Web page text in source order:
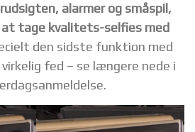
alarmer og småspil,
tage kvalitets-selfies med
den sidste funktion med
fed – se længere nede i